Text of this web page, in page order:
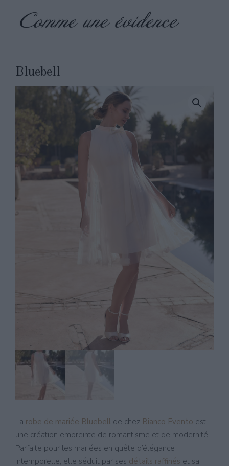
Bluebell
La robe de mariée Bluebell de chez Bianco Evento est
une création empreinte de romantisme et de modernité.
Parfaite pour les mariées en quête d’élégance
intemporelle, elle séduit par ses détails raffinés et sa